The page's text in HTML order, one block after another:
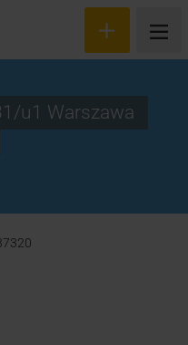
u1 Warszawa